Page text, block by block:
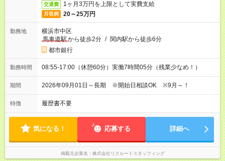
交通費 1ヶ月3万円を上限として実費支給
月収例 20～25万円
勤務地
横浜市中区
馬車道駅から徒歩2分 / 関内駅から徒歩6分
都市銀行
勤務時間 08:55-17:00（休憩60分）実働7時間05分（残業少なめ！）
期間 2026年09月01日～長期 ※開始日相談OK ※9月～！
特徴 履歴書不要
気になる！ 応募する 詳細へ
掲載元企業名 株式会社リクルートスタッフィング